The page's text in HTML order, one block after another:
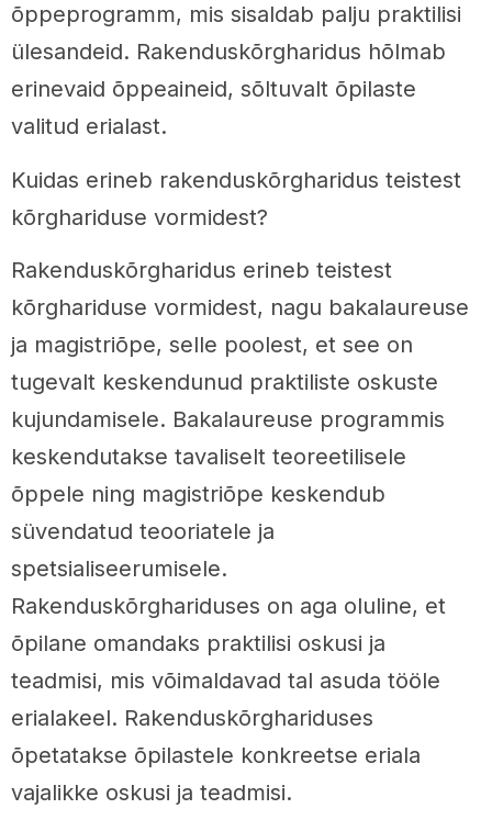
õppeprogramm, mis sisaldab palju praktilisi
ülesandeid. Rakenduskõrgharidus hõlmab
erinevaid õppeaineid, sõltuvalt õpilaste
valitud erialast.
Kuidas erineb rakenduskõrgharidus teistest
kõrghariduse vormidest?
Rakenduskõrgharidus erineb teistest
kõrghariduse vormidest, nagu bakalaureuse
ja magistriõpe, selle poolest, et see on
tugevalt keskendunud praktiliste oskuste
kujundamisele. Bakalaureuse programmis
keskendutakse tavaliselt teoreetilisele
õppele ning magistriõpe keskendub
süvendatud teooriatele ja
spetsialiseerumisele.
Rakenduskõrghariduses on aga oluline, et
õpilane omandaks praktilisi oskusi ja
teadmisi, mis võimaldavad tal asuda tööle
erialakeel. Rakenduskõrghariduses
õpetatakse õpilastele konkreetse eriala
vajalikke oskusi ja teadmisi.